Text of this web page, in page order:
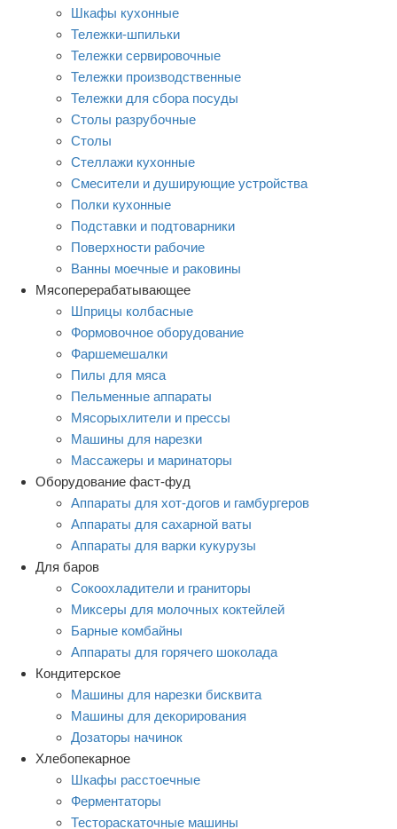
Шкафы кухонные
Тележки-шпильки
Тележки сервировочные
Тележки производственные
Тележки для сбора посуды
Столы разрубочные
Столы
Стеллажи кухонные
Смесители и душирующие устройства
Полки кухонные
Подставки и подтоварники
Поверхности рабочие
Ванны моечные и раковины
Мясоперерабатывающее
Шприцы колбасные
Формовочное оборудование
Фаршемешалки
Пилы для мяса
Пельменные аппараты
Мясорыхлители и прессы
Машины для нарезки
Массажеры и маринаторы
Оборудование фаст-фуд
Аппараты для хот-догов и гамбургеров
Аппараты для сахарной ваты
Аппараты для варки кукурузы
Для баров
Сокоохладители и граниторы
Миксеры для молочных коктейлей
Барные комбайны
Аппараты для горячего шоколада
Кондитерское
Машины для нарезки бисквита
Машины для декорирования
Дозаторы начинок
Хлебопекарное
Шкафы расстоечные
Ферментаторы
Тестораскаточные машины